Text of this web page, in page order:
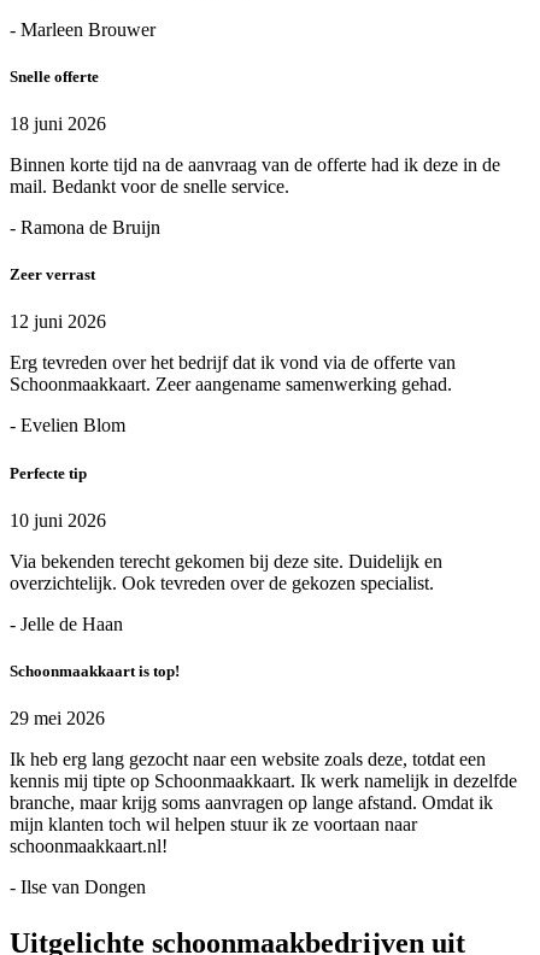
- Marleen Brouwer
Snelle offerte
18 juni 2026
Binnen korte tijd na de aanvraag van de offerte had ik deze in de
mail. Bedankt voor de snelle service.
- Ramona de Bruijn
Zeer verrast
12 juni 2026
Erg tevreden over het bedrijf dat ik vond via de offerte van
Schoonmaakkaart. Zeer aangename samenwerking gehad.
- Evelien Blom
Perfecte tip
10 juni 2026
Via bekenden terecht gekomen bij deze site. Duidelijk en
overzichtelijk. Ook tevreden over de gekozen specialist.
- Jelle de Haan
Schoonmaakkaart is top!
29 mei 2026
Ik heb erg lang gezocht naar een website zoals deze, totdat een
kennis mij tipte op Schoonmaakkaart. Ik werk namelijk in dezelfde
branche, maar krijg soms aanvragen op lange afstand. Omdat ik
mijn klanten toch wil helpen stuur ik ze voortaan naar
schoonmaakkaart.nl!
- Ilse van Dongen
Uitgelichte schoonmaakbedrijven uit